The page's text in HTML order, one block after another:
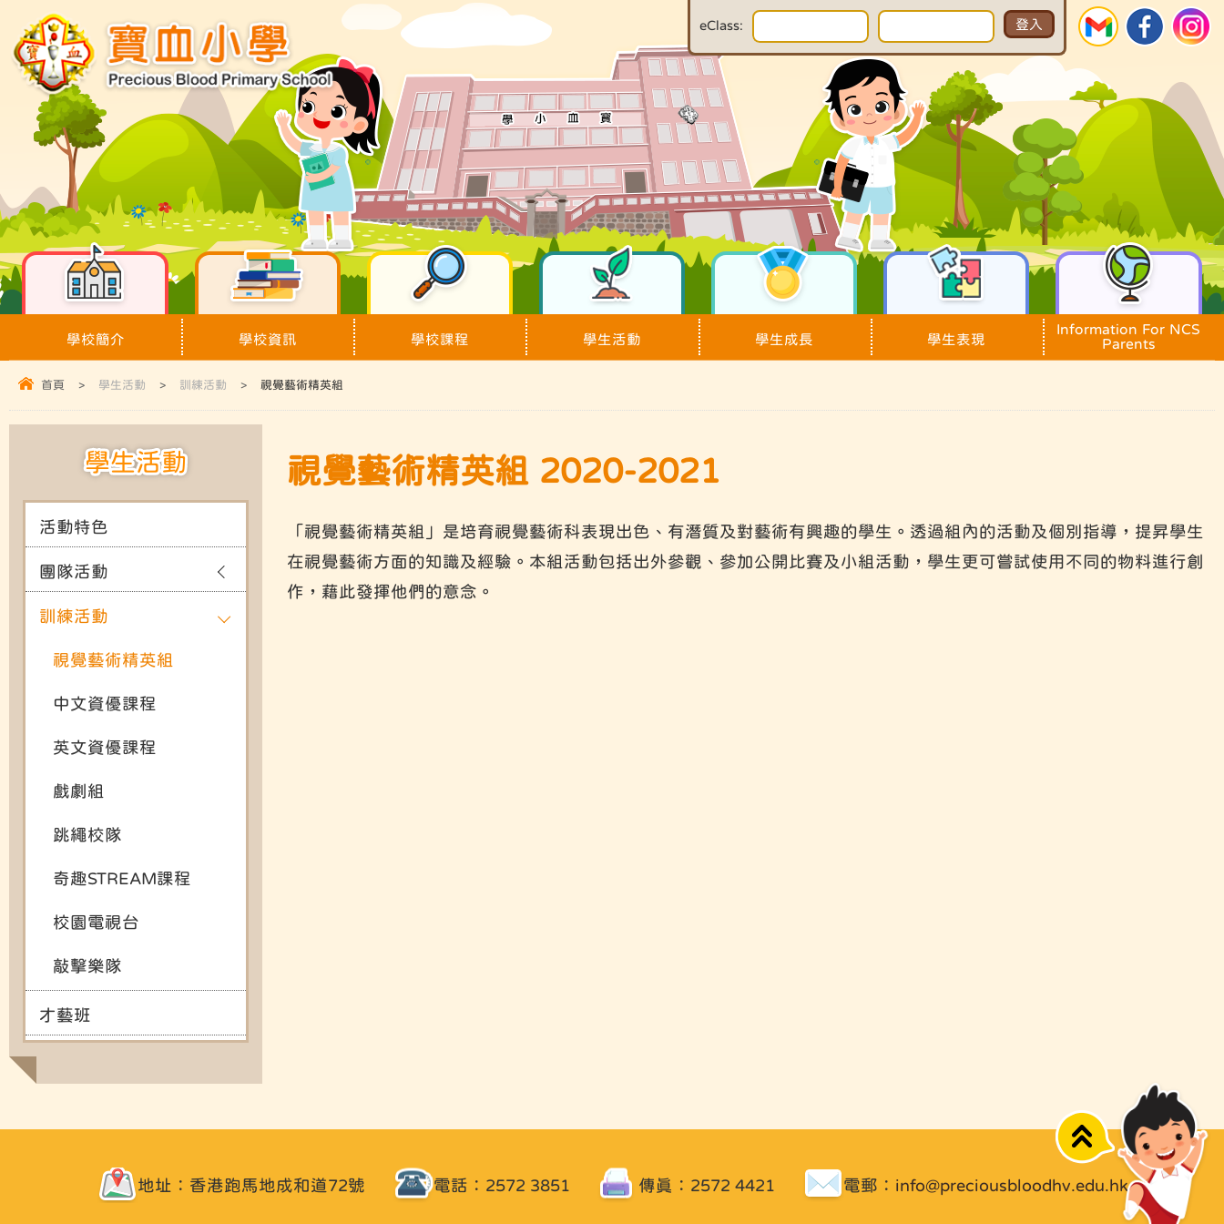
eClass:
學校簡介 學校資訊 學校課程 學生活動 學生成長 學生表現
Information For NCS
Parents
首頁 > 學生活動 > 訓練活動 > 視覺藝術精英組
視覺藝術精英組 2020-2021
「視覺藝術精英組」是培育視覺藝術科表現出色、有潛質及對藝術有興趣的學生。透過組內的活動及個別指導，提昇學生
在視覺藝術方面的知識及經驗。本組活動包括出外參觀、參加公開比賽及小組活動，學生更可嘗試使用不同的物料進行創
作，藉此發揮他們的意念。
學生活動
活動特色
團隊活動
訓練活動
視覺藝術精英組
中文資優課程
英文資優課程
戲劇組
跳繩校隊
奇趣STREAM課程
校園電視台
敲擊樂隊
才藝班
地址：香港跑馬地成和道72號 電話：2572 3851 傳真：2572 4421 電郵： info@preciousbloodhv.edu.hk
Top